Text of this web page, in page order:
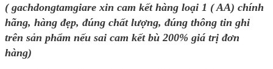
( gachdongtamgiare xin cam kết hàng loại 1 ( AA) chính
hãng, hàng đẹp, đúng chất lượng, đúng thông tin ghi
trên sản phẩm nếu sai cam kết bù 200% giá trị đơn
hàng)